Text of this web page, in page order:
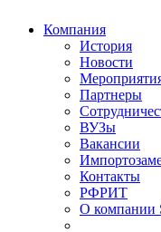
Компания
История
Новости
Партнеры
ВУЗы
Вакансии
Контакты
РФРИТ
О компании